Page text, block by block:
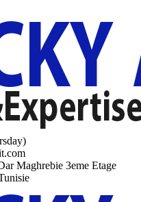
Maghrebie 3eme Etage